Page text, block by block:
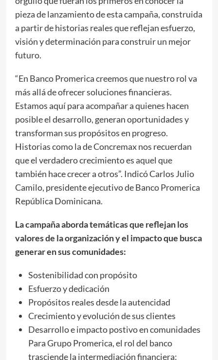
pieza de lanzamiento de esta campaña, construida
a partir de historias reales que reflejan esfuerzo,
visión y determinación para construir un mejor
futuro.
“En Banco Promerica creemos que nuestro rol va
más allá de ofrecer soluciones financieras.
Estamos aquí para acompañar a quienes hacen
posible el desarrollo, generan oportunidades y
transforman sus propósitos en progreso.
Historias como la de Concremax nos recuerdan
que el verdadero crecimiento es aquel que
también hace crecer a otros”. Indicó Carlos Julio
Camilo, presidente ejecutivo de Banco Promerica
República Dominicana.
La campaña aborda temáticas que reflejan los
valores de la organización y el impacto que busca
generar en sus comunidades:
Sostenibilidad con propósito
Esfuerzo y dedicación
Propósitos reales desde la autencidad
Crecimiento y evolución de sus clientes
Desarrollo e impacto postivo en comunidades
Para Grupo Promerica, el rol del banco
trasciende la intermediación financiera: